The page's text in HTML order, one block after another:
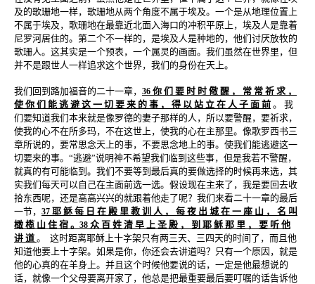
及的歌珊地一样，歌珊地从两个角度不属于埃及。一个是从地理位置上
不属于埃及，歌珊地在最靠近北面入海口的冲积平原上，埃及人是靠着
尼罗河居住的。第二个不一样的，是埃及人是种地的，他们讨厌放牧的
歌珊人。这其实是一个预表，一个属灵的画面。我们虽然在世界里，但
并不是跟世人一样追求这个世界，我们的身份在天上。
我们回到路加福音的二十一章， 36 你 们 要 时 时 儆 醒 ， 常 常 祈 求 ，
使 你 们 能 逃 避 这 一 切 要 来 的 事 ， 得 以 站 立 在 人 子 面 前 。 我
们要知道我们本来就是像罗德的妻子那样的人，所以要警醒，要祈求，
使我的心不在所多玛，不在这世上，使我的心在主那里。像歌罗西书三
章所说的，要常思念天上的事，不要思念地上的事。使我们能逃避这一
切要来的事。“逃避”说明神不希望我们临到这些事，但是我若不警醒，
就真的有可能临到。我们不要等到最后真的要做选择的时候再来选，其
实我们每天可以自己在主面前选一选。假设现在主来了，我是要回去收
拾东西呢，还是高高兴兴的就跟着他走了呢？我们来看二十一章的最后
一节， 37 耶 稣 每 日 在 殿 里 教 训 人 ， 每 夜 出 城 在 一 座 山 ， 名 叫
橄 榄 山 住 宿 。 38 众 百 姓 清 早 上 圣 殿 ， 到 耶 稣 那 里 ， 要 听 他
讲 道 。
这时距离耶稣上十字架只有两三天、三四天的时间了，而且他
知道他要上十字架。如果是你，你还会去讲道吗？只有一个原因，就是
他的心真的在羊身上。并且这个时候他要说的话，一定是他最想说的
话，就像一个父母要离开家了，他总是把最重要最后要叮嘱的话告诉他